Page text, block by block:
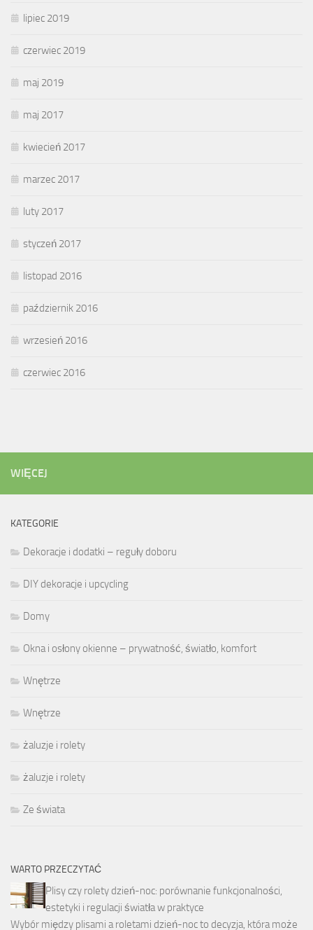
lipiec 2019
czerwiec 2019
maj 2019
maj 2017
kwiecień 2017
marzec 2017
luty 2017
styczeń 2017
listopad 2016
październik 2016
wrzesień 2016
czerwiec 2016
WIĘCEJ
KATEGORIE
Dekoracje i dodatki – reguły doboru
DIY dekoracje i upcycling
Domy
Okna i osłony okienne – prywatność, światło, komfort
Wnętrze
Wnętrze
żaluzje i rolety
żaluzje i rolety
Ze świata
WARTO PRZECZYTAĆ
Plisy czy rolety dzień-noc: porównanie funkcjonalności,
estetyki i regulacji światła w praktyce
Wybór między plisami a roletami dzień-noc to decyzja, która może